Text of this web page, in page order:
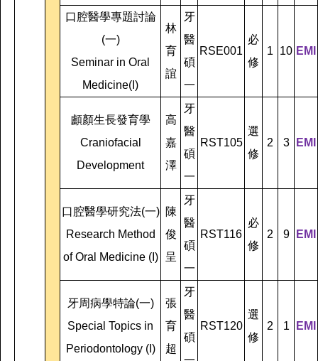
口腔醫學專題討論
(一)
Seminar in Oral
Medicine(I)
林
育
誼
牙
醫
碩
一
RSE001
必
修
1 10 EMI
顱顏生長發育學
Craniofacial
Development
高
嘉
澤
牙
醫
碩
一
RST105
選
修
2 3 EMI
口腔醫學研究法(一)
Research Method
of Oral Medicine (I)
陳
俊
呈
牙
醫
碩
一
RST116
必
修
2 9 EMI
牙周病學特論(一)
Special Topics in
Periodontology (I)
張
育
超
牙
醫
碩
RST120
選
修
2 1 EMI